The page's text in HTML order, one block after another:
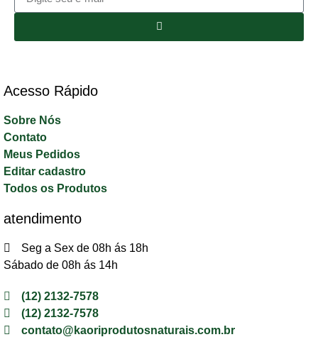
Acesso Rápido​
Sobre Nós
Contato
Meus Pedidos
Editar cadastro
Todos os Produtos
atendimento
Seg a Sex de 08h ás 18h
Sábado de 08h ás 14h
(12) 2132-7578
(12) 2132-7578
contato@kaoriprodutosnaturais.com.br